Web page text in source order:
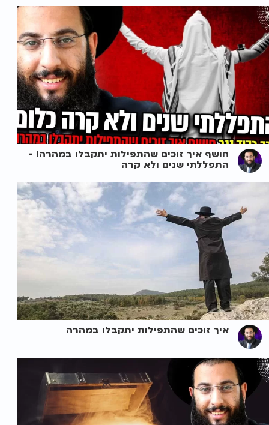
חושף איך זוכים שהתפילות יתקבלו במהרה! -
התפללתי שנים ולא קרה
איך זוכים שהתפילות יתקבלו במהרה